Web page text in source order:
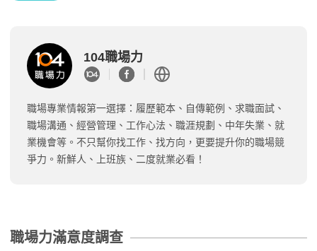
104職場力
職場專業情報第一選擇：履歷範本、自傳範例、求職面試、
職場溝通、經營管理、工作心法、職涯規劃、中年失業、就
業機會等。不只幫你找工作、找方向，更要提升你的職場競
爭力。新鮮人、上班族、二度就業必看！
職場力滿意度調查